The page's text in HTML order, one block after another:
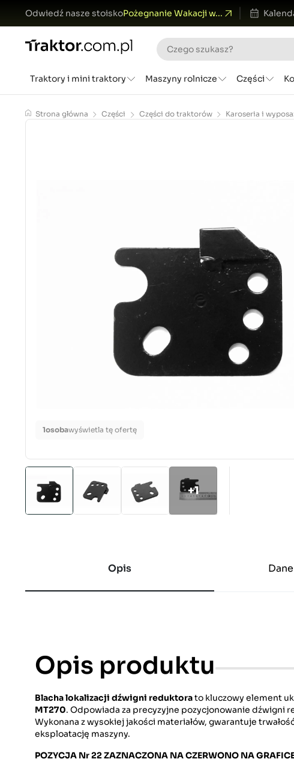
Odwiedź nasze stoiskoPożegnanie Wakacji w...
Traktory i mini traktory Maszyny rolnicze Części
Strona główna Części Części do traktorów Karoseria i
1osobawyświetla tę ofertę
+1
Opis
Opis produktu
Blacha lokalizacji dźwigni reduktorato kluczowy element
MT270. Odpowiada za precyzyjne pozycjonowanie dźwigni
Wykonana z wysokiej jakości materiałów, gwarantuje
eksploatację maszyny.
POZYCJA Nr 22 ZAZNACZONA NA CZERWONO NA